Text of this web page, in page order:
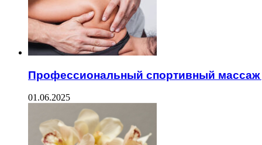
Профессиональный спортивный массаж
01.06.2025